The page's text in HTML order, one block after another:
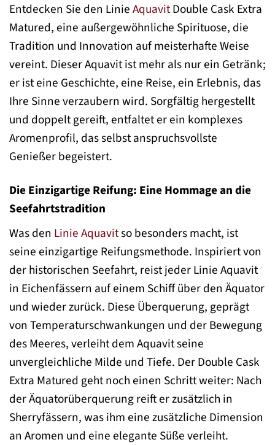
Entdecken Sie den LinieAquavitDouble Cask Extra
Matured, eine außergewöhnliche Spirituose, die
Tradition und Innovation auf meisterhafte Weise
vereint. Dieser Aquavit ist mehr als nur ein Getränk;
er ist eine Geschichte, eine Reise, ein Erlebnis, das
Ihre Sinne verzaubern wird. Sorgfältig hergestellt
und doppelt gereift, entfaltet er ein komplexes
Aromenprofil, das selbst anspruchsvollste
Genießer begeistert.
Die Einzigartige Reifung: Eine Hommage an die
Seefahrtstradition
Was den Linie Aquavitso besonders macht, ist
seine einzigartige Reifungsmethode. Inspiriert von
der historischen Seefahrt, reist jeder Linie Aquavit
in Eichenfässern auf einem Schiff über den Äquator
und wieder zurück. Diese Überquerung, geprägt
von Temperaturschwankungen und der Bewegung
des Meeres, verleiht dem Aquavit seine
unvergleichliche Milde und Tiefe. Der Double Cask
Extra Matured geht noch einen Schritt weiter: Nach
der Äquatorüberquerung reift er zusätzlich in
Sherryfässern, was ihm eine zusätzliche Dimension
an Aromen und eine elegante Süße verleiht.